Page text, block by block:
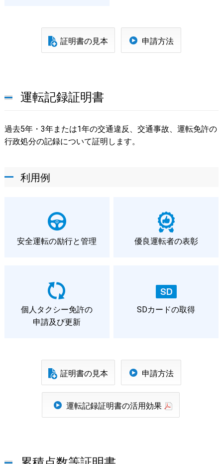
証明書の見本 申請方法
運転記録証明書
過去5年・3年または1年の交通違反、交通事故、運転免許の
行政処分の記録について証明します。
利用例
安全運転の励行と管理 優良運転者の表彰
個人タクシー免許の
申請及び更新
SDカードの取得
証明書の見本 申請方法
運転記録証明書の活用効果